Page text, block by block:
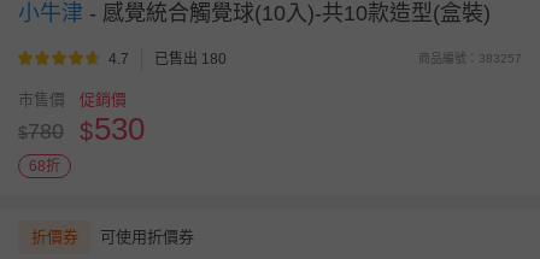
小牛津 - 感覺統合觸覺球(10入)-共10款造型(盒裝)
4.7 已售出 180 商品編號：383257
市售價
$780
促銷價
$530
68折
折價券 可使用折價券